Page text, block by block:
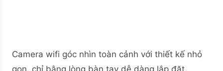
Camera wifi góc nhìn toàn cảnh với thiết kế nhỏ
gọn, chỉ bằng lòng bàn tay dễ dàng lắp đặt,